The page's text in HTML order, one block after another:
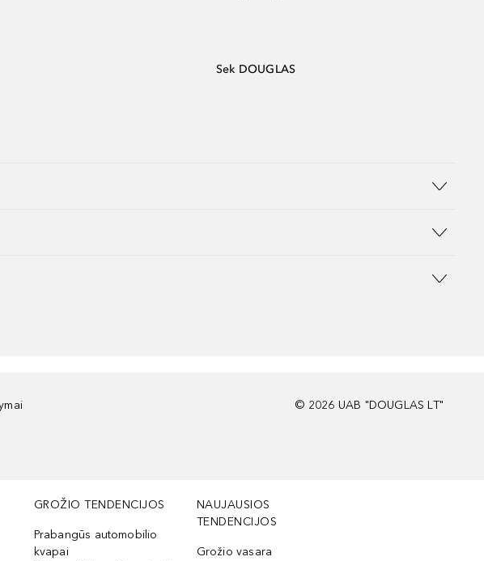
Sek DOUGLAS
© 2026 UAB "DOUGLAS LT"
GROŽIO TENDENCIJOS
Prabangūs automobilio
kvapai
NAUJAUSIOS
TENDENCIJOS
Grožio vasara